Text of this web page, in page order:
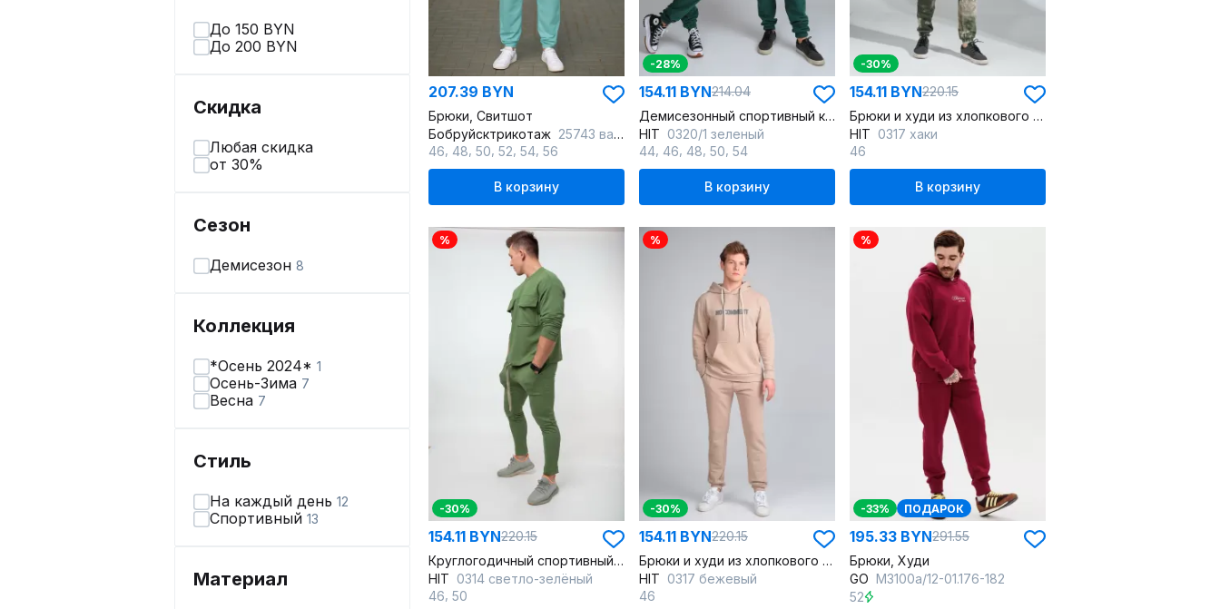
До 150 BYN
До 200 BYN
Скидка
Любая скидка
от 30%
Сезон
Демисезон 8
Коллекция
*Осень 2024* 1
Осень-Зима 7
Весна 7
Стиль
На каждый день 12
Спортивный 13
Материал
207.39 BYN
Брюки, Свитшот
Бобруйсктрикотаж 25743 васаби
46 48 50 52 54 56
В корзину
-28%
154.11 BYN214.04
Демисезонный спортивный костюм из флиса с начесом
HIT 0320/1 зеленый
44 46 48 50 54
В корзину
-30%
154.11 BYN220.15
Брюки и худи из хлопкового футера яркий оранжевый костюм
HIT 0317 хаки
46
В корзину
%
-30%
154.11 BYN220.15
Круглогодичный спортивный костюм из хлопкового футера
HIT 0314 светло-зелёный
46 50
%
-30%
154.11 BYN220.15
Брюки и худи из хлопкового футера мужской демисезонный костюм
HIT 0317 бежевый
46
%
-33% ПОДАРОК
195.33 BYN291.55
Брюки, Худи
GO M3100а/12-01.176-182
52